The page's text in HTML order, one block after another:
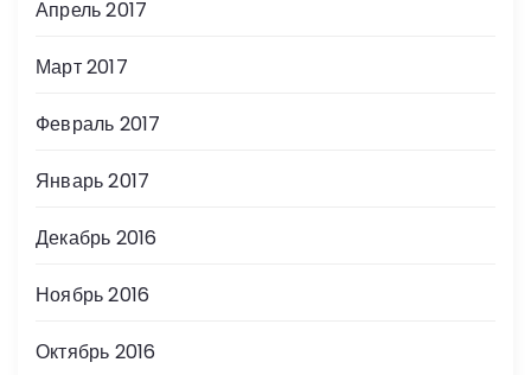
Апрель 2017
Март 2017
Февраль 2017
Январь 2017
Декабрь 2016
Ноябрь 2016
Октябрь 2016